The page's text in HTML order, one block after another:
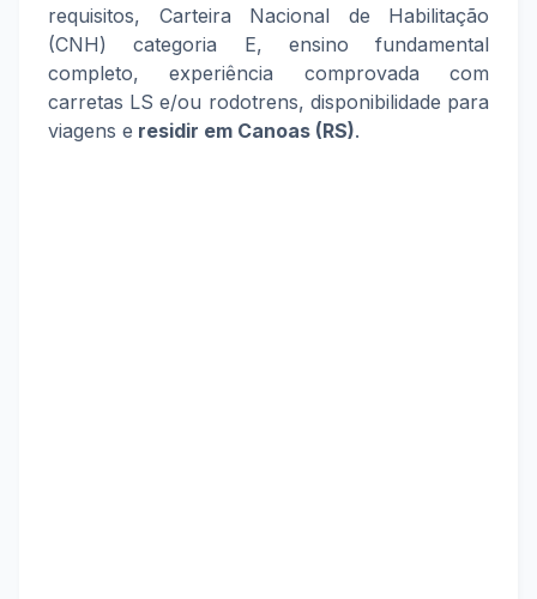
requisitos, Carteira Nacional de Habilitação
(CNH) categoria E, ensino fundamental
completo, experiência comprovada com
carretas LS e/ou rodotrens, disponibilidade para
viagens e residir em Canoas (RS).